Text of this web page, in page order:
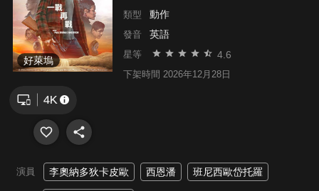
好萊塢
類型 動作
發音 英語
星等 4.6
下架時間 2026年12月28日
演員 李奧納多狄卡皮歐 西恩潘 班尼西歐岱托羅